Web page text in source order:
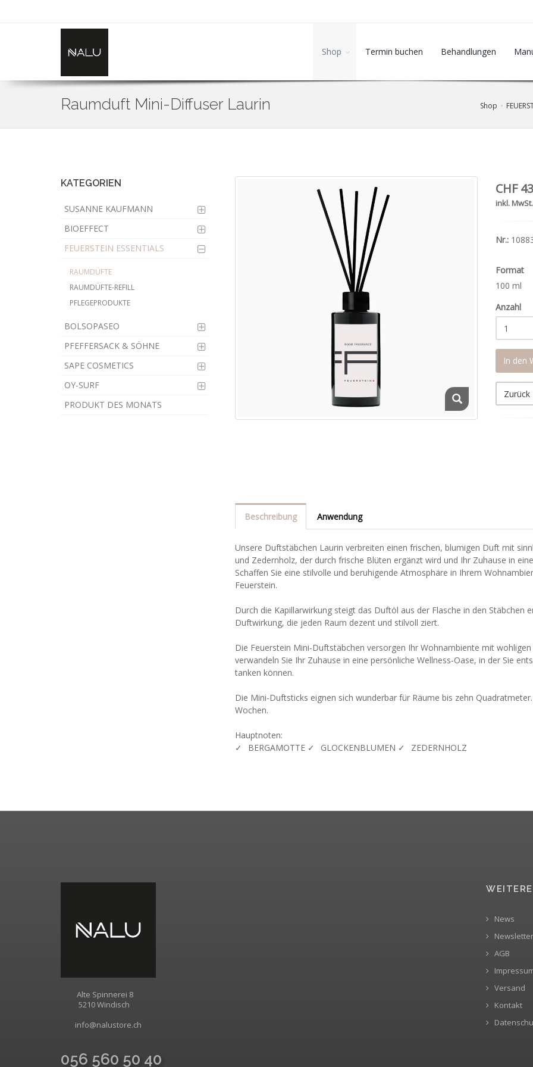
Shop Termin buchen Behandlungen
Raumduft Mini-Diffuser Laurin Shop
KATEGORIEN
SUSANNE KAUFMANN
BIOEFFECT
FEUERSTEIN ESSENTIALS
RAUMDÜFTE
RAUMDÜFTE-REFILL
PFLEGEPRODUKTE
BOLSOPASEO
PFEFFERSACK & SÖHNE
SAPE COSMETICS
OY-SURF
PRODUKT DES MONATS
CHF
inkl.
Nr.:
Format
100 ml
Anzahl
In den
Zurück
Beschreibung Anwendung
Unsere Duftstäbchen Laurin verbreiten einen frischen, blumigen Duft mit
und Zedernholz, der durch frische Blüten ergänzt wird und Ihr Zuhause in
Schaffen Sie eine stilvolle und beruhigende Atmosphäre in Ihrem
Feuerstein.
Durch die Kapillarwirkung steigt das Duftöl aus der Flasche in den Stäbchen
Duftwirkung, die jeden Raum dezent und stilvoll ziert.
Die Feuerstein Mini-Duftstäbchen versorgen Ihr Wohnambiente mit
verwandeln Sie Ihr Zuhause in eine persönliche Wellness-Oase, in der Sie
tanken können.
Die Mini-Duftsticks eignen sich wunderbar für Räume bis zehn
Wochen.
Hauptnoten:
✓⠀BERGAMOTTE ✓⠀GLOCKENBLUMEN ✓⠀ZEDERNHOLZ
Alte Spinnerei 8
5210 Windisch
info@nalustore.ch
056 560 50 40
News
Newsletter
AGB
Versand
Kontakt